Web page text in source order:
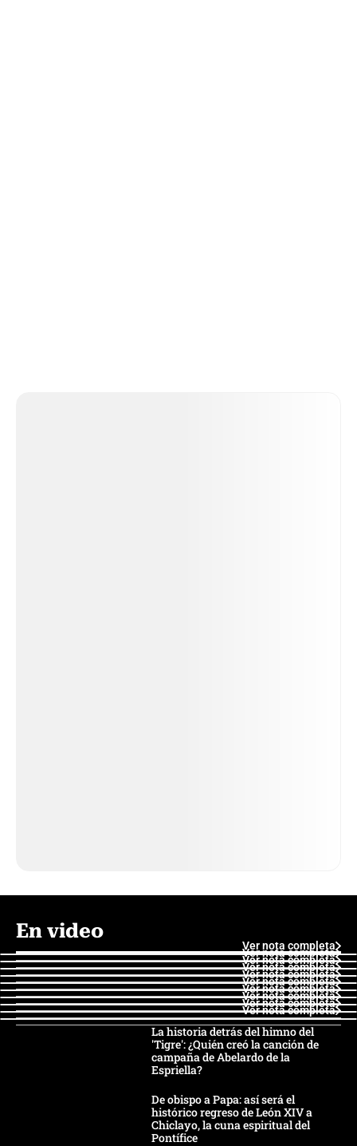
En video
Ver nota completa
Ver nota completa
Ver nota completa
Ver nota completa
Ver nota completa
Ver nota completa
Ver nota completa
Ver nota completa
Ver nota completa
Ver nota completa
La historia detrás del himno del
'Tigre': ¿Quién creó la canción de
campaña de Abelardo de la
Espriella?
De obispo a Papa: así será el
histórico regreso de León XIV a
Chiclayo, la cuna espiritual del
Pontífice